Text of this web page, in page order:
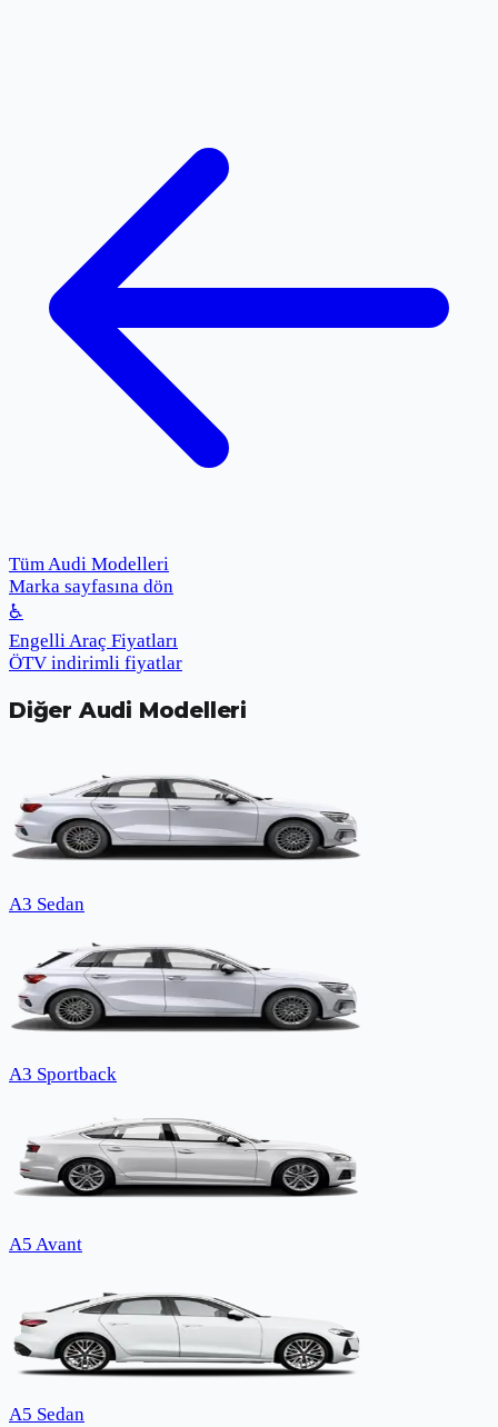
Tüm Audi Modelleri
Marka sayfasına dön
♿
Engelli Araç Fiyatları
ÖTV indirimli fiyatlar
Diğer Audi Modelleri
A3 Sedan
A3 Sportback
A5 Avant
A5 Sedan